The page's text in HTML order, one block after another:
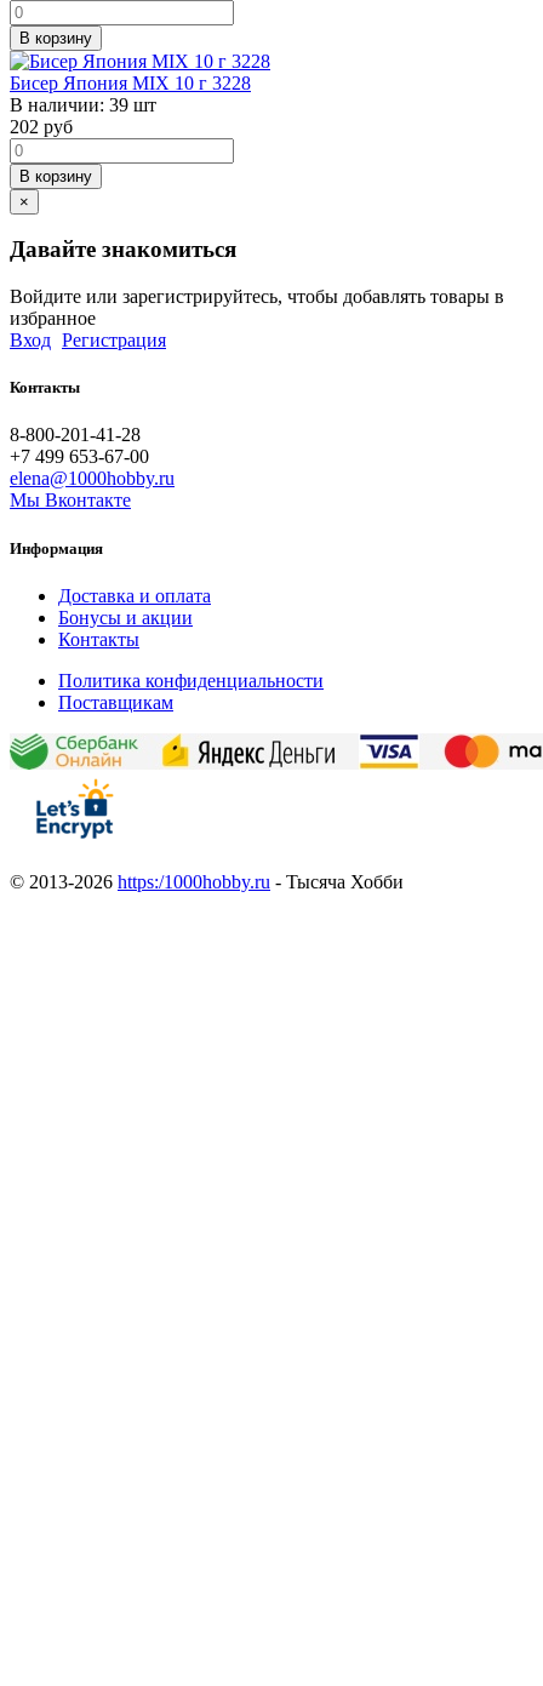
В корзину
Бисер Япония MIX 10 г 3228
В наличии: 39 шт
202 руб
В корзину
×
Давайте знакомиться
Войдите или зарегистрируйтесь, чтобы добавлять товары в
избранное
Вход Регистрация
Контакты
8-800-201-41-28
+7 499 653-67-00
elena@1000hobby.ru
Мы Вконтакте
Информация
Доставка и оплата
Бонусы и акции
Контакты
Политика конфиденциальности
Поставщикам
© 2013-2026 https:/1000hobby.ru - Тысяча Хобби